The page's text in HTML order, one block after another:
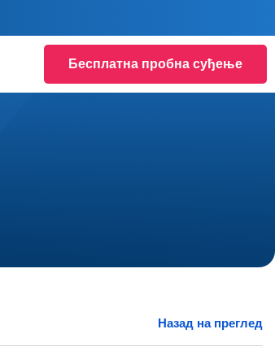
Бесплатна пробна суђење
Назад на преглед